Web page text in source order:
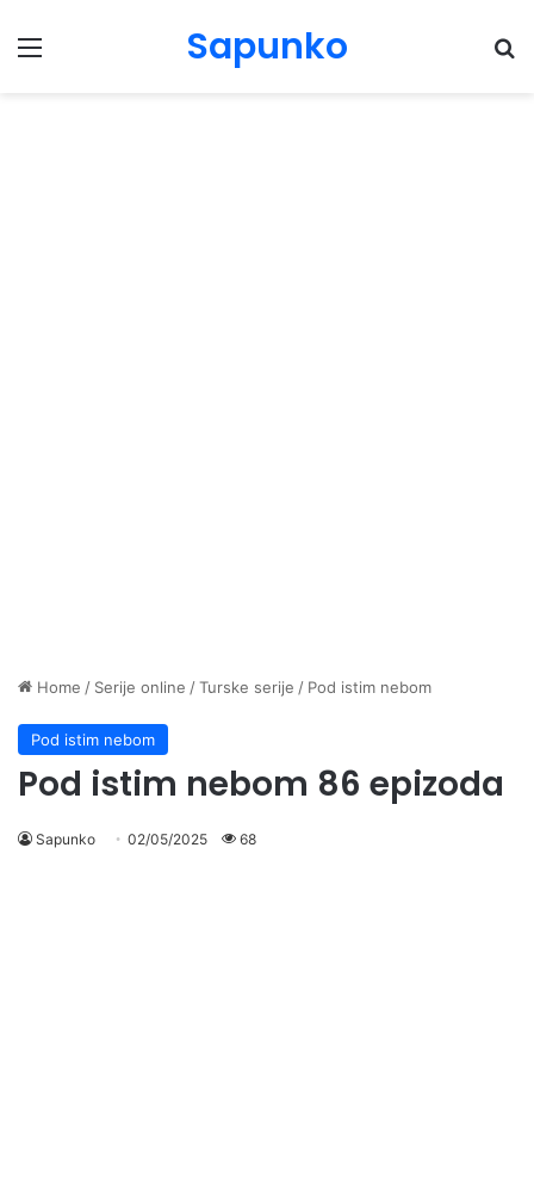
Menu Sapunko
Home / Serije online /Turske serije / Pod istim nebom
Pod istim nebom
Pod istim nebom 86 epizoda
Sapunko 02/05/2025 68